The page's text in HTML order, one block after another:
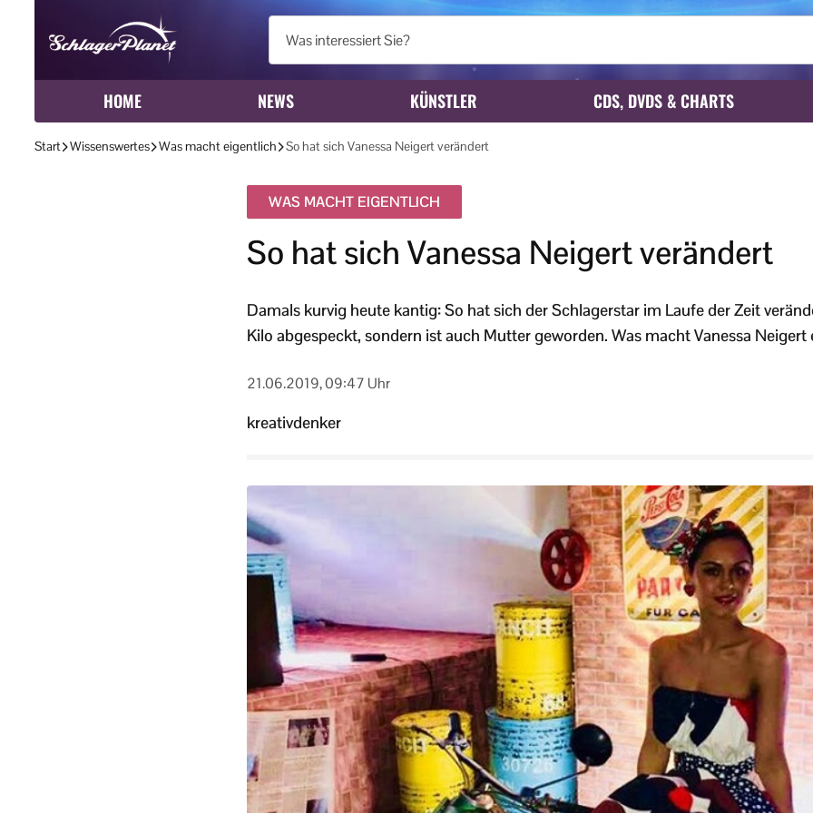
HOME NEWS KÜNSTLER CDS, DVDS & CHARTS
Start Wissenswertes Was macht eigentlich So hat sich Vanessa Neigert verändert
WAS MACHT EIGENTLICH
So hat sich Vanessa Neigert verändert
Damals kurvig heute kantig: So hat sich der Schlagerstar im Laufe der Zeit
Kilo abgespeckt, sondern ist auch Mutter geworden. Was macht Vanessa
21.06.2019, 09:47 Uhr
kreativdenker